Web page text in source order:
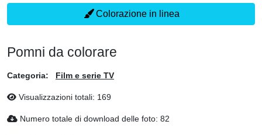
Colorazione in linea
Pomni da colorare
Categoria: Film e serie TV
Visualizzazioni totali: 169
Numero totale di download delle foto: 82